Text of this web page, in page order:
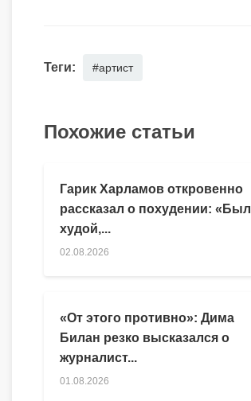
Теги: #артист
Похожие статьи
Гарик Харламов откровенно
рассказал о похудении: «Был
худой,...
02.08.2026
«От этого противно»: Дима
Билан резко высказался о
журналист...
01.08.2026